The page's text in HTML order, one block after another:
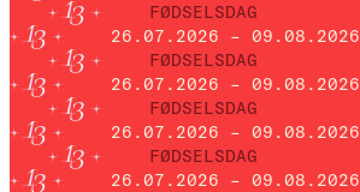
FØDSELSDAG
26.07.2026 – 09.08.2026
FØDSELSDAG
26.07.2026 – 09.08.2026
FØDSELSDAG
26.07.2026 – 09.08.2026
FØDSELSDAG
26.07.2026 – 09.08.2026